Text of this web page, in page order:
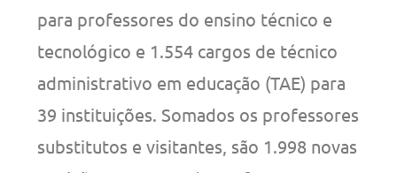
para professores do ensino técnico e
tecnológico e 1.554 cargos de técnico
administrativo em educação (TAE) para
39 instituições. Somados os professores
substitutos e visitantes, são 1.998 novas